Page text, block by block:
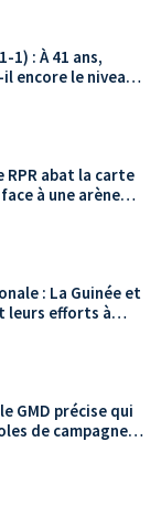
1) : À 41 ans,
encore le niveau
RPR abat la carte
à une arène
: La Guinée et
leurs efforts à
RéZo
GMD précise qui
de campagne